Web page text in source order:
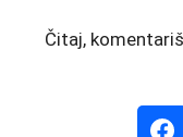
Čitaj,